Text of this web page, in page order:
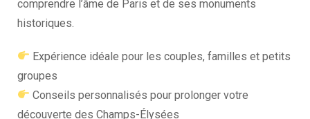
comprendre l’âme de Paris et de ses monuments
historiques.
Expérience idéale pour les couples, familles et petits
groupes
Conseils personnalisés pour prolonger votre
découverte des Champs-Élysées